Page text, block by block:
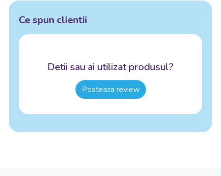
Ce spun clientii
Detii sau ai utilizat produsul?
Posteaza review